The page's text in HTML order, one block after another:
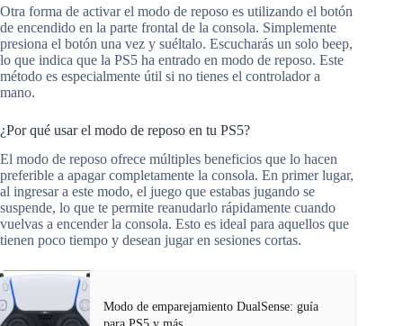
Otra forma de activar el modo de reposo es utilizando el botón
de encendido en la parte frontal de la consola. Simplemente
presiona el botón una vez y suéltalo. Escucharás un solo beep,
lo que indica que la PS5 ha entrado en modo de reposo. Este
método es especialmente útil si no tienes el controlador a
mano.
¿Por qué usar el modo de reposo en tu PS5?
El modo de reposo ofrece múltiples beneficios que lo hacen
preferible a apagar completamente la consola. En primer lugar,
al ingresar a este modo, el juego que estabas jugando se
suspende, lo que te permite reanudarlo rápidamente cuando
vuelvas a encender la consola. Esto es ideal para aquellos que
tienen poco tiempo y desean jugar en sesiones cortas.
Modo de emparejamiento DualSense: guía